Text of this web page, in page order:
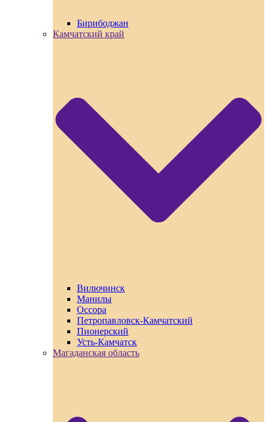
Бирибоджан
Камчатский край
Вилючинск
Манилы
Оссора
Петропавловск-Камчатский
Пионерский
Усть-Камчатск
Магаданская область